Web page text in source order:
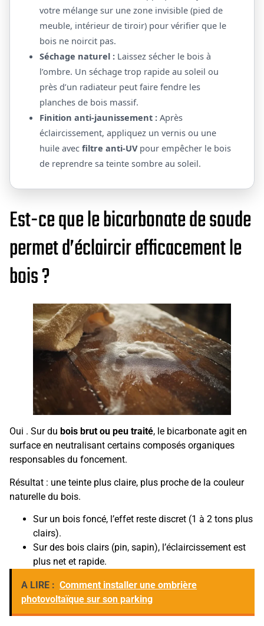
votre mélange sur une zone invisible (pied de
meuble, intérieur de tiroir) pour vérifier que le
bois ne noircit pas.
Séchage naturel : Laissez sécher le bois à
l’ombre. Un séchage trop rapide au soleil ou
près d’un radiateur peut faire fendre les
planches de bois massif.
Finition anti-jaunissement : Après
éclaircissement, appliquez un vernis ou une
huile avec filtre anti-UVpour empêcher le bois
de reprendre sa teinte sombre au soleil.
Est-ce que le bicarbonate de soude
permet d’éclaircir efficacement le
bois ?
Oui . Sur du bois brut ou peu traité, le bicarbonate agit en
surface en neutralisant certains composés organiques
responsables du foncement.
Résultat : une teinte plus claire, plus proche de la couleur
naturelle du bois.
Sur un bois foncé, l’effet reste discret (1 à 2 tons plus
clairs).
Sur des bois clairs (pin, sapin), l’éclaircissement est
plus net et rapide.
A LIRE : Comment installer une ombrière
photovoltaïque sur son parking